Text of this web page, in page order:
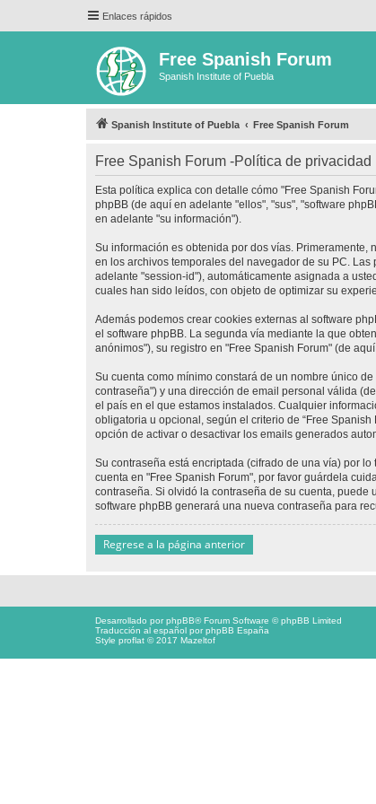
Enlaces rápidos
Free Spanish Forum
Spanish Institute of Puebla
Spanish Institute of Puebla Free Spanish Forum
Free Spanish Forum -Política de privacidad
Esta política explica con detalle cómo "Free Spanish
phpBB (de aquí en adelante "ellos", "sus", "software
en adelante "su información").
Su información es obtenida por dos vías.
en los archivos temporales del navegador de su PC.
adelante "session-id"), automáticamente asignada a
cuales han sido leídos, con objeto de optimizar su
Además podemos crear cookies externas al software
el software phpBB. La segunda vía mediante la que
anónimos"), su registro en "Free Spanish Forum" (de
Su cuenta como mínimo constará de un nombre único
contraseña") y una dirección de email personal válida
el país en el que estamos instalados. Cualquier
obligatoria u opcional, según el criterio de “Free
opción de activar o desactivar los emails generados
Su contraseña está encriptada (cifrado de una vía) por
cuenta en "Free Spanish Forum", por favor guárdela
contraseña. Si olvidó la contraseña de su cuenta, puede
software phpBB generará una nueva contraseña para
Regrese a la página anterior
Desarrollado porphpBB® Forum Software © phpBB Limited
Traducción al español porphpBB España
Style proflat © 2017 Mazeltof